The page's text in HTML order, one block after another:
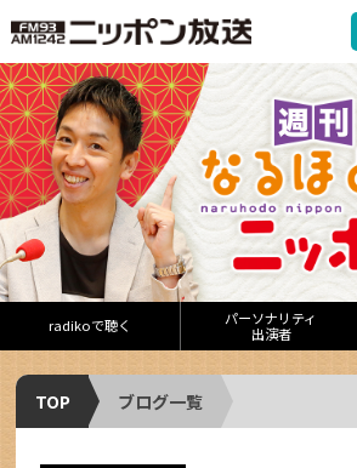
radikoで聴く
パーソナリティ
出演者
TOP ブログ一覧